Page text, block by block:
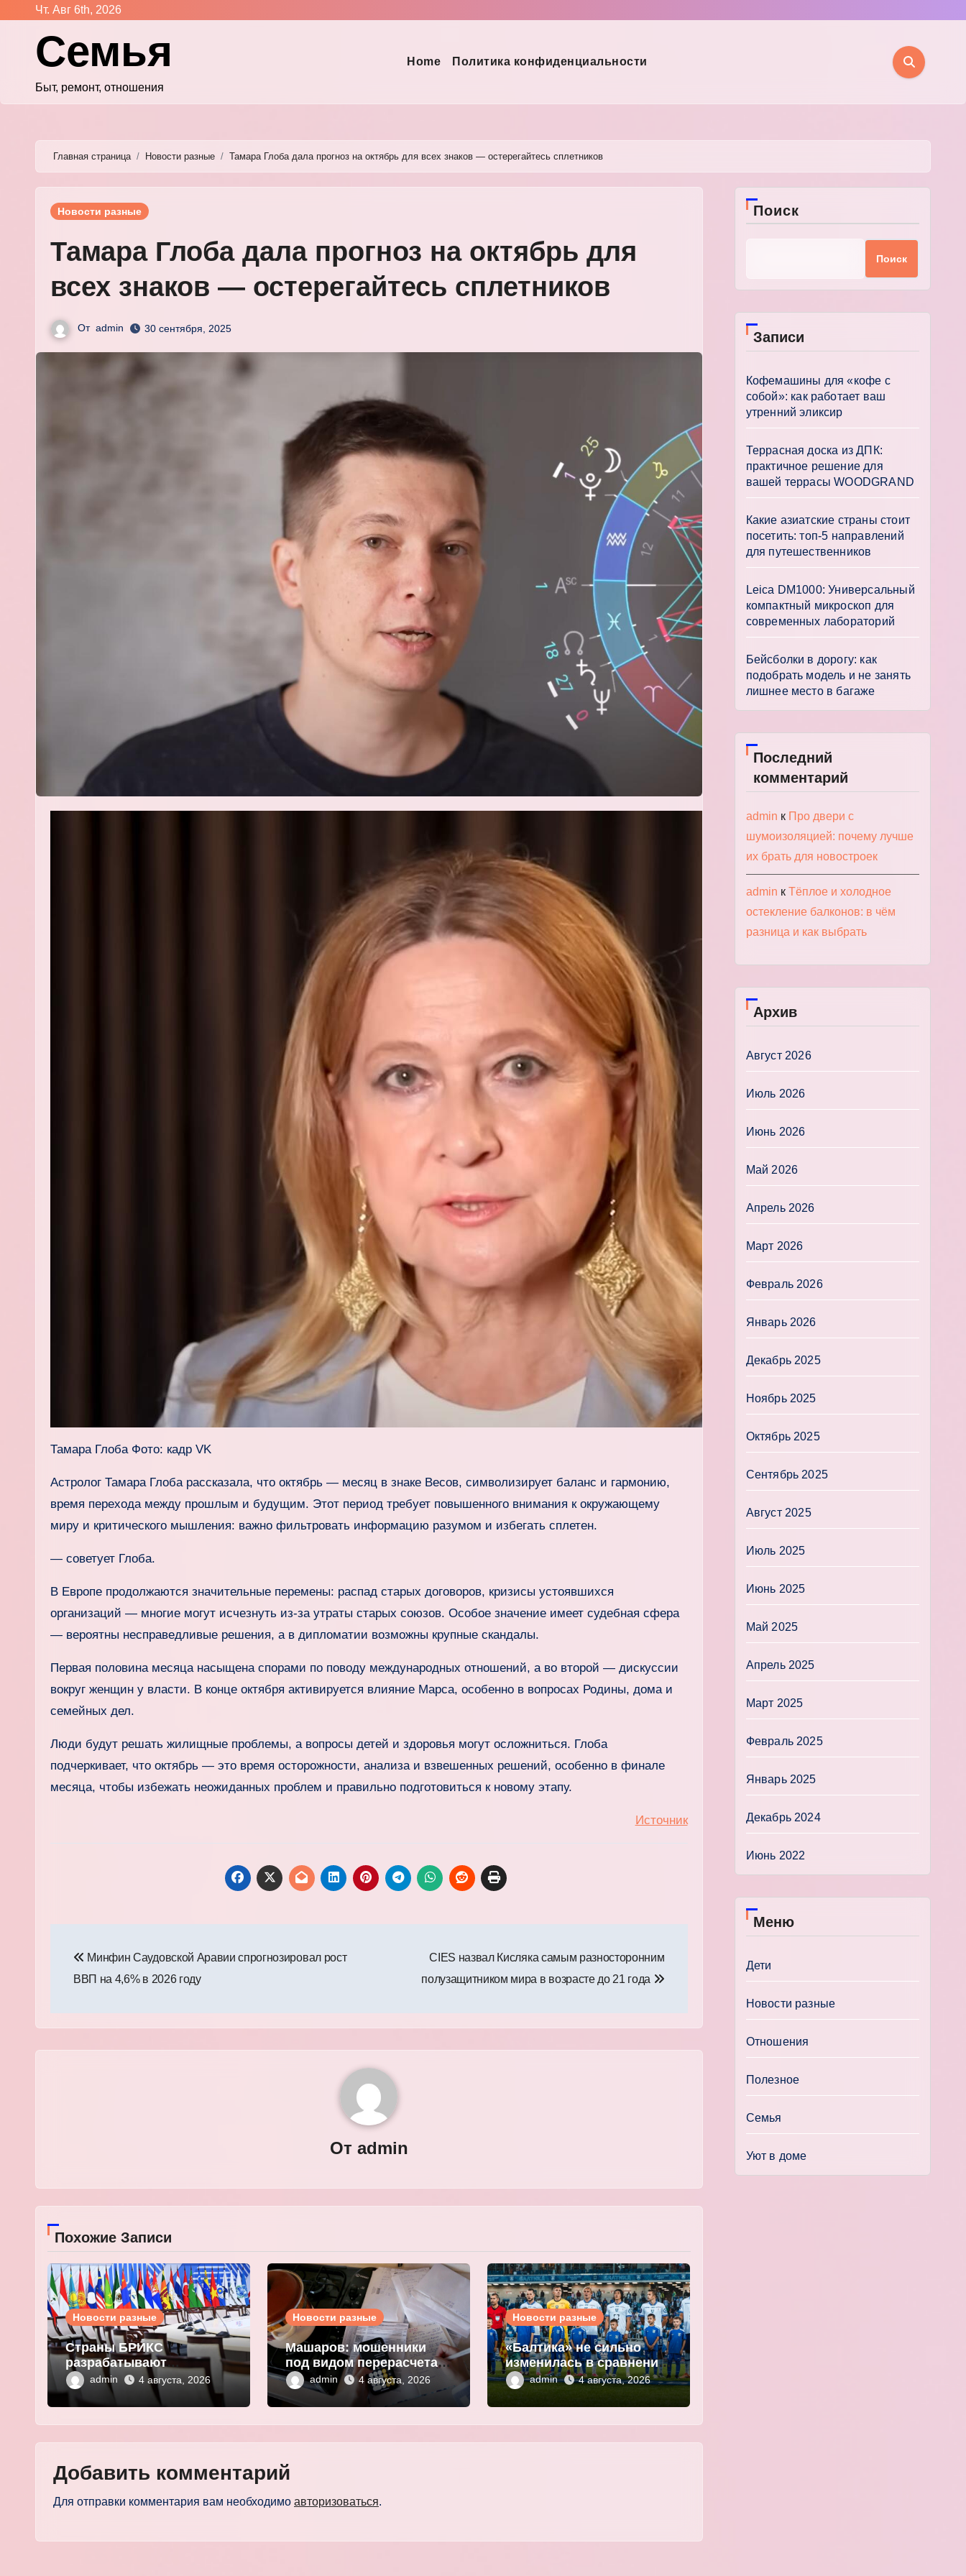
Перейти
содержимому
Чт. Авг 6th, 2026
Семья
Быт, ремонт, отношения
Home Политика конфиденциальности
Главная страница Новости разные Тамара Глоба дала прогноз на октябрь для всех знаков — остерегайтесь сплетников
Новости разные
Тамара Глоба дала прогноз на октябрь для
всех знаков — остерегайтесь сплетников
От admin 30 сентября, 2025
Тамара Глоба Фото: кадр VK
Астролог Тамара Глоба рассказала, что октябрь — месяц в знаке Весов, символизирует баланс и гармонию,
время перехода между прошлым и будущим. Этот период требует повышенного внимания к окружающему
миру и критического мышления: важно фильтровать информацию разумом и избегать сплетен.
— советует Глоба.
В Европе продолжаются значительные перемены: распад старых договоров, кризисы устоявшихся
организаций — многие могут исчезнуть из-за утраты старых союзов. Особое значение имеет судебная сфера
— вероятны несправедливые решения, а в дипломатии возможны крупные скандалы.
Первая половина месяца насыщена спорами по поводу международных отношений, а во второй — дискуссии
вокруг женщин у власти. В конце октября активируется влияние Марса, особенно в вопросах Родины, дома и
семейных дел.
Люди будут решать жилищные проблемы, а вопросы детей и здоровья могут осложниться. Глоба
подчеркивает, что октябрь — это время осторожности, анализа и взвешенных решений, особенно в финале
месяца, чтобы избежать неожиданных проблем и правильно подготовиться к новому этапу.
Источник
по
Минфин Саудовской Аравии спрогнозировал рост
ВВП на 4,6% в 2026 году
CIES назвал Кисляка самым разносторонним
полузащитником мира в возрасте до 21 года
От admin
Похожие Записи
Новости разные
Страны БРИКС
разрабатывают
инфраструктуру на базе
цифровых валют
центробанков
admin 4 августа, 2026
Новости разные
Машаров: мошенники
под видом перерасчета
платы за ЖКУ
выманивают
персональные данные
admin 4 августа, 2026
Новости разные
«Балтика» не сильно
изменилась в сравнении
с прошлым сезоном» —
Мор
admin 4 августа, 2026
Добавить комментарий
Для отправки комментария вам необходимо авторизоваться.
Поиск
Поиск
Записи
Кофемашины для «кофе с
собой»: как работает ваш
утренний эликсир
Террасная доска из ДПК:
практичное решение для
вашей террасы WOODGRAND
Какие азиатские страны стоит
посетить: топ-5 направлений
для путешественников
Leica DM1000: Универсальный
компактный микроскоп для
современных лабораторий
Бейсболки в дорогу: как
подобрать модель и не занять
лишнее место в багаже
Последний
комментарий
admin к Про двери с
шумоизоляцией: почему лучше
их брать для новостроек
admin к Тёплое и холодное
остекление балконов: в чём
разница и как выбрать
Архив
Август 2026
Июль 2026
Июнь 2026
Май 2026
Апрель 2026
Март 2026
Февраль 2026
Январь 2026
Декабрь 2025
Ноябрь 2025
Октябрь 2025
Сентябрь 2025
Август 2025
Июль 2025
Июнь 2025
Май 2025
Апрель 2025
Март 2025
Февраль 2025
Январь 2025
Декабрь 2024
Июнь 2022
Меню
Дети
Новости разные
Отношения
Полезное
Семья
Уют в доме